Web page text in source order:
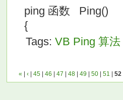
ping 函数 Ping()
{
Tags: VB Ping 算法
« ‹| 45| 46 47 48| 49 50| 51 52|